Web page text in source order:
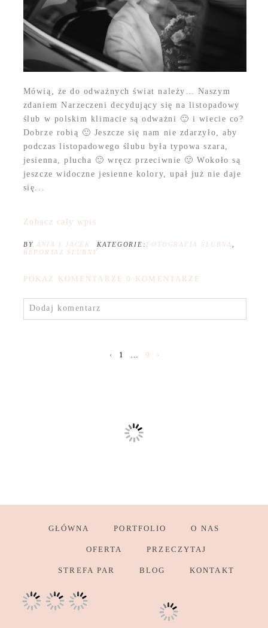
Mówią, że do odważnych świat należy… Naszym
zdaniem Narzeczeni decydujący się na listopadowy
ślub w polskim klimacie są odważni 🙂 i wiecie co?
Dobrze robią 🙂 Jeszcze się nam nie zdarzyło, aby
podczas listopadowego ślubu była typowa szara,
jesienna, plucha 🙂 wręcz przeciwnie 🙂 Wokoło są
jeszcze widoczne jesienne kolory, upał już nie daje
się...
Zobacz cały wpis
BY ANIA I JACEK KATEGORIE: FOTOGRAFIA ŚLUBNA
REPORTAŻ ŚLUBNY
POKAŻ KOMENTARZE 0 KOMENTARZE
Dodaj komentarz
‹ 1 9 ›
GŁÓWNA PORTFOLIO O NAS
OFERTA PRZECZYTAJ
STREFA PAR BLOG KONTAKT